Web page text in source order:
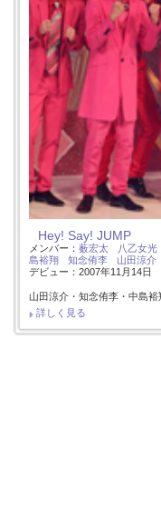
Hey! Say! JUMP
メンバー： 薮宏太 八乙女光
島裕翔
知念侑李
山田涼介
デビュー：2007年11月14日
山田涼介・知念侑李・中島
詳しく見る